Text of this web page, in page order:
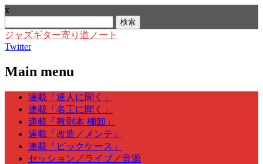
x
索:
ジャズギター寄り道ノート
Twitter
Main menu
Skip
content
連載「達人に聞く」
連載「名工に聞く」
連載「教則本 棚卸」
連載「改造／メンテ」
連載「ピックケース」
セッション／ライブ／音源